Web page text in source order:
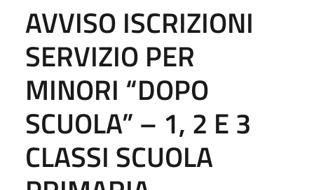
AVVISO ISCRIZIONI
SERVIZIO PER
MINORI “DOPO
SCUOLA” – 1, 2 E 3
CLASSI SCUOLA